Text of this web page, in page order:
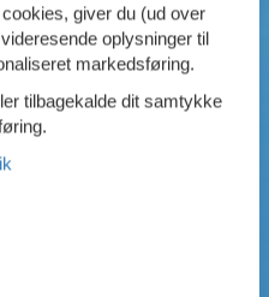
giver du (ud over
oplysninger til
markedsføring.
tilbagekalde dit samtykke